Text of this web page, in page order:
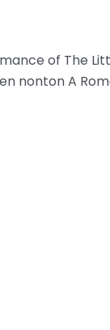
of The
nonton A